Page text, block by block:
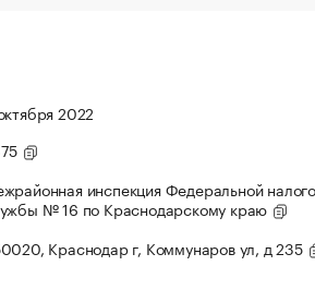
2022
инспекция Федеральной
№ 16 по Краснодарскому краю
Краснодар г, Коммунаров ул, д 235